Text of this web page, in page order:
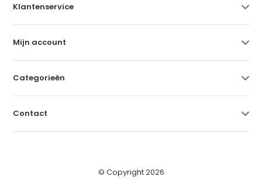
Klantenservice
Mijn account
Categorieën
Contact
© Copyright 2026